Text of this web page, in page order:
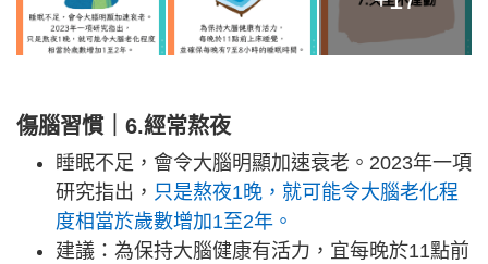
傷腦習慣｜6.經常熬夜
睡眠不足，會令大腦明顯加速衰老。2023年一項
研究指出， 只是熬夜1晚，就可能令大腦老化程
度相當於歲數增加1至2年。
建議：為保持大腦健康有活力，宜每晚於11點前